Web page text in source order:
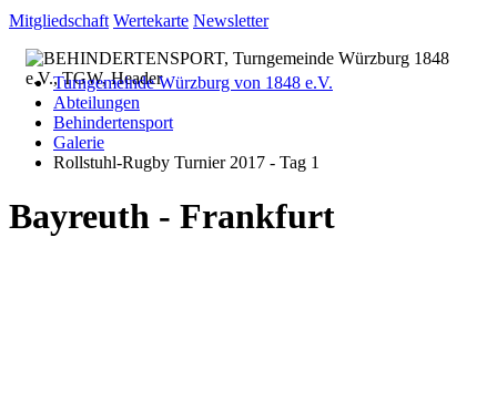
Mitgliedschaft Wertekarte Newsletter
Turngemeinde Würzburg von 1848 e.V.
Abteilungen
Behindertensport
Galerie
Rollstuhl-Rugby Turnier 2017 - Tag 1
Bayreuth - Frankfurt